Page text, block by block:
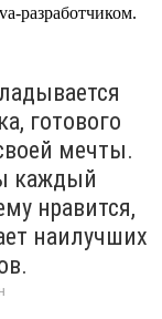
разработчиком.
готового
мечты.
каждый
нравится,
наилучших